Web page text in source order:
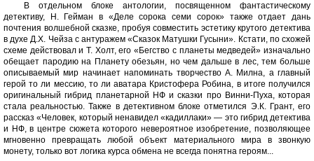
В отдельном блоке антологии, посвященном фантастическому
детективу, Н. Гейман в «Деле сорока семи сорок» также отдает дань
почтения волшебной сказке, пробуя совместить эстетику крутого детектива
в духе Д.Х. Чейза с антуражем «Сказок Матушки Гусыни». Кстати, по схожей
схеме действовал и Т. Холт, его «Бегство с планеты медведей» изначально
обещает пародию на Планету обезьян, но чем дальше в лес, тем больше
описываемый мир начинает напоминать творчество А. Милна, а главный
герой то ли мессию, то ли аватара Кристофера Робина, в итоге получился
оригинальный гибрид планетарной НФ и сказки про Винни-Пуха, которая
стала реальностью. Также в детективном блоке отметился Э.К. Грант, его
рассказ «Человек, который ненавидел «кадиллаки» — это гибрид детектива
и НФ, в центре сюжета которого невероятное изобретение, позволяющее
мгновенно превращать любой объект материального мира в звонкую
монету, только вот логика курса обмена не всегда понятна героям...